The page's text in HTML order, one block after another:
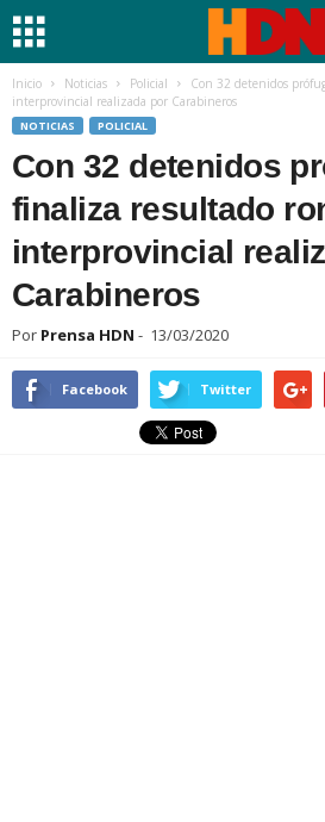
Inicio Noticias Policial
Con 32 detenidos
interprovincial realizada por Carabineros
NOTICIAS POLICIAL
Con 32 detenidos
finaliza resultado
interprovincial
Carabineros
Por Prensa HDN - 13/03/2020
Facebook Twitter